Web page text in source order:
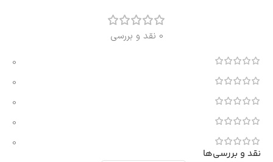
0 نقد و بررسی
0
0
0
0
0
نقد و بررسی‌ها